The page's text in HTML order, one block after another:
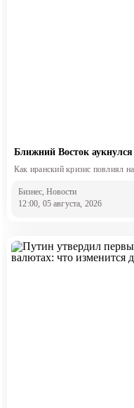
Ближний Восток
Как иранский кризис повлиял
Бизнес , Новости
12:00, 05 августа, 2026